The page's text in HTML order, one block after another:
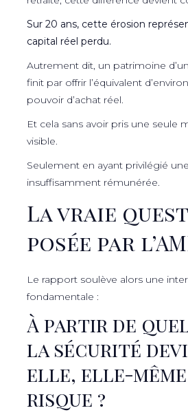
Sur 20 ans, cette érosion
capital réel perdu.
Autrement dit, un patrimoine
finit par offrir l’équivalent
pouvoir d’achat réel.
Et cela sans avoir pris une seule
visible.
Seulement en ayant privilégié
insuffisamment rémunérée.
La vraie
posée par
Le rapport soulève alors une
fondamentale :
À partir de
la sécurité
elle, elle-
risque ?